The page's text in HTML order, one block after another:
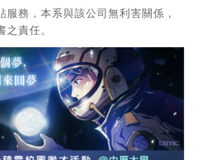
務，本系與該公司無利害關係，
責任。